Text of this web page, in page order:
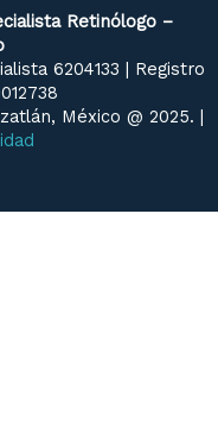
Retinólogo –
6204133 | Registro
México @ 2025. |